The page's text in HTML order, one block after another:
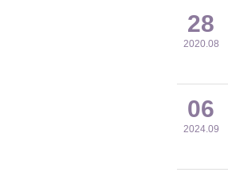
28
2020.08
06
2024.09